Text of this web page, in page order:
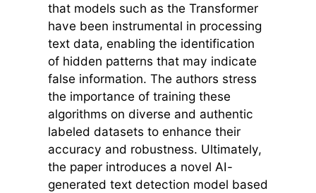
that models such as the Transformer
have been instrumental in processing
text data, enabling the identification
of hidden patterns that may indicate
false information. The authors stress
the importance of training these
algorithms on diverse and authentic
labeled datasets to enhance their
accuracy and robustness. Ultimately,
the paper introduces a novel AI-
generated text detection model based